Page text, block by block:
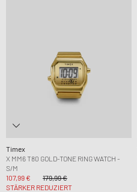
Timex
X MM6 T80 GOLD-TONE RING WATCH -
S/M
107,99 €
179,99 €
STÄRKER REDUZIERT